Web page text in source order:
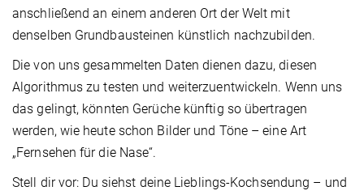
anschließend an einem anderen Ort der Welt mit
denselben Grundbausteinen künstlich nachzubilden.
Die von uns gesammelten Daten dienen dazu, diesen
Algorithmus zu testen und weiterzuentwickeln. Wenn uns
das gelingt, könnten Gerüche künftig so übertragen
werden, wie heute schon Bilder und Töne – eine Art
„Fernsehen für die Nase“.
Stell dir vor: Du siehst deine Lieblings-Kochsendung – und